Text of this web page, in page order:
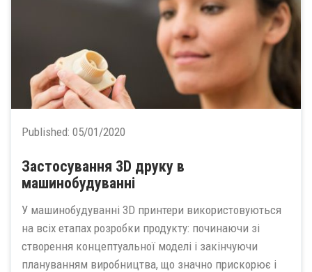
Published: 05/01/2020
Застосування 3D друку в
машинобудуванні
У машинобудуванні 3D принтери використовуються
на всіх етапах розробки продукту: починаючи зі
створення концептуальної моделі і закінчуючи
плануванням виробництва, що значно прискорює і